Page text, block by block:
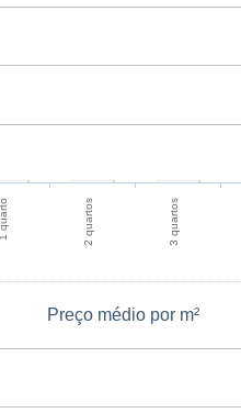
1 quarto 2 quartos 3 quartos
Preço médio por m²